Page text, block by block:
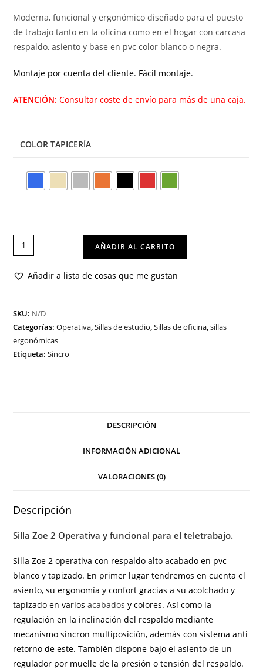
Moderna, funcional y ergonómico diseñado para el puesto
de trabajo tanto en la oficina como en el hogar con carcasa
respaldo, asiento y base en pvc color blanco o negra.
Montaje por cuenta del cliente. Fácil montaje.
ATENCIÓN: Consultar coste de envío para más de una caja.
COLOR TAPICERÍA
SILLA
ZOE
2
AÑADIR AL CARRITO
Añadir a lista de cosas que me gustan
SKU: N/D
Categorías:Operativa,Sillas de estudio,Sillas de oficina,sillas
ergonómicas
Etiqueta:Sincro
DESCRIPCIÓN
INFORMACIÓN ADICIONAL
VALORACIONES (0)
Descripción
Silla Zoe 2 Operativa y funcional para el teletrabajo.
Silla Zoe 2 operativa con respaldo alto acabado en pvc
blanco y tapizado. En primer lugar tendremos en cuenta el
asiento, su ergonomía y confort gracias a su acolchado y
tapizado en variosacabados y colores. Así como la
regulación en la inclinación del respaldo mediante
mecanismo sincron multiposición, además con sistema anti
retorno de este. También dispone bajo el asiento de un
regulador por muelle de la presión o tensión del respaldo.